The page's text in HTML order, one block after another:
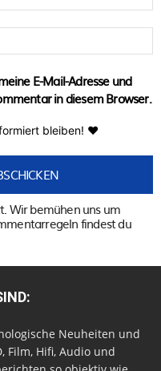
E-Mail-Adresse und
in diesem Browser.
bleiben! ♥
Wir bemühen uns um
findest du
Neuheiten und
Film, Hifi, Audio und